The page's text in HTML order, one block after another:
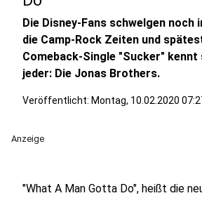
Die Disney-Fans schwelgen noch
die Camp-Rock Zeiten und
Comeback-Single "Sucker" kennt
jeder: Die Jonas Brothers.
Veröffentlicht: Montag, 10.02.2020
Anzeige
"What A Man Gotta Do", heißt die